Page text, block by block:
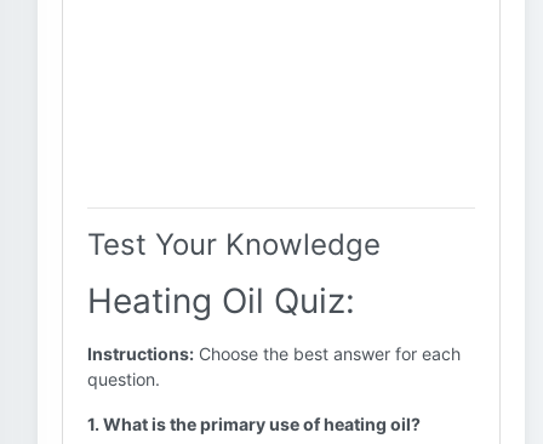
Test Your Knowledge
Heating Oil Quiz:
Instructions: Choose the best answer for each
question.
1. What is the primary use of heating oil?